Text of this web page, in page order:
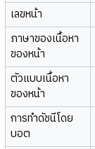
เลขหน้า
ภาษาของเนื้อหา
ของหน้า
ตัวแบบเนื้อหา
ของหน้า
การทำดัชนีโดย
บอต